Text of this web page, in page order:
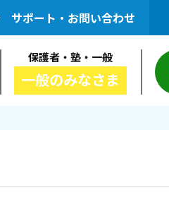
サポート・お問い合わせ
保護者・塾・一般
一般のみなさま